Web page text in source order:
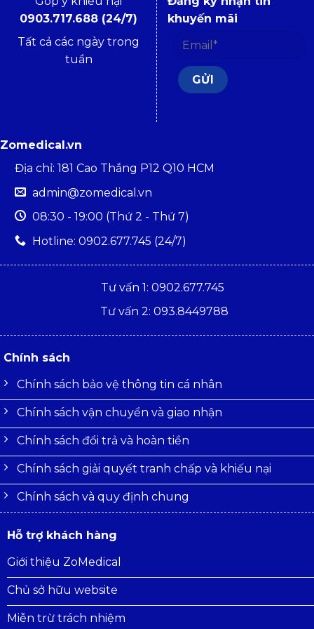
0903.717.688 (24/7)
Tất cả các ngày trong
tuần
khuyến mãi
Zomedical.vn
Địa chỉ: 181 Cao Thắng P12 Q10 HCM
admin@zomedical.vn
08:30 - 19:00 (Thứ 2 - Thứ 7)
Hotline: 0902.677.745 (24/7)
Tư vấn 1: 0902.677.745
Tư vấn 2: 093.8449788
Chính sách
Chính sách bảo vệ thông tin cá nhân
Chính sách vận chuyển và giao nhận
Chính sách đổi trả và hoàn tiền
Chính sách giải quyết tranh chấp và khiếu nại
Chính sách và quy định chung
Hỗ trợ khách hàng
Giới thiệu ZoMedical
Chủ sở hữu website
Miễn trừ trách nhiệm